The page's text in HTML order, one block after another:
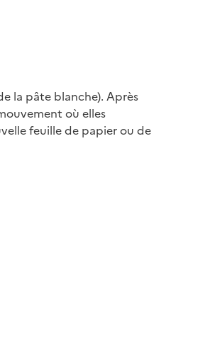
la pâte blanche). Après
où elles
feuille de papier ou de